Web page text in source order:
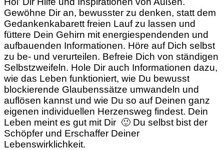
Gewöhne Dir an, bewusster zu denken, statt dem
Gedankenkabarett freien Lauf zu lassen und
füttere Dein Gehirn mit energiespendenden und
aufbauenden Informationen. Höre auf Dich selbst
zu be- und verurteilen. Befreie Dich von ständigen
Selbstzweifeln. Hole Dir auch Informationen dazu,
wie das Leben funktioniert, wie Du bewusst
blockierende Glaubenssätze umwandeln und
auflösen kannst und wie Du so auf Deinen ganz
eigenen individuellen Herzensweg findest. Dein
Leben meint es gut mit Dir 🙂 Du selbst bist der
Schöpfer und Erschaffer Deiner
Lebenswirklichkeit.